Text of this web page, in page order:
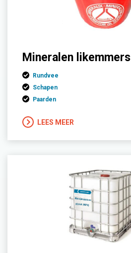
Mineralen likemmers
Rundvee
Schapen
Paarden
LEES MEER